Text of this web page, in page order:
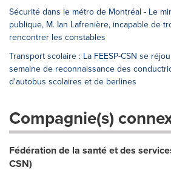
Sécurité dans le métro de Montréal - Le
publique, M. Ian Lafrenière, incapable de
rencontrer les constables
Transport scolaire : La FEESP-CSN se
semaine de reconnaissance des
d'autobus scolaires et de berlines
Compagnie(s)
Fédération de la santé et des
CSN)